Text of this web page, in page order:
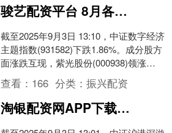
骏艺配资平台 8月各地密集推进数字经济发展，数字经济ETF(560800)整固蓄势
截至2025年9月3日 13:10，中证数字经济
主题指数(931582)下跌1.86%。成分股方
面涨跌互现，紫光股份(000938)领涨
5.36%，均胜电子(6....
查看： 166 分类：振兴配资
淘银配资网APP下载 可灵AI月度流水稳定超1亿，游戏传媒ETF(517770)增长近1%，汇聚港股龙头资产